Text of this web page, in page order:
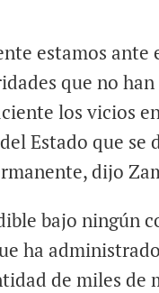
estamos ante
que no
los vicios
Estado que se
dijo
bajo ningún
ha
de miles de